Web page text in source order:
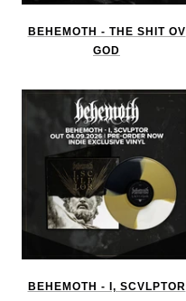
BEHEMOTH - THE SHIT OV
GOD
BEHEMOTH - I, SCVLPTOR